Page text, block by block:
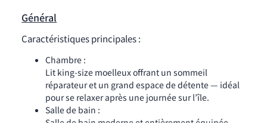
Général
Caractéristiques principales :
Chambre :
Lit king-size moelleux offrant un sommeil
réparateur et un grand espace de détente — idéal
pour se relaxer après une journée sur l’île.
Salle de bain :
Salle de bain moderne et entièrement équipée